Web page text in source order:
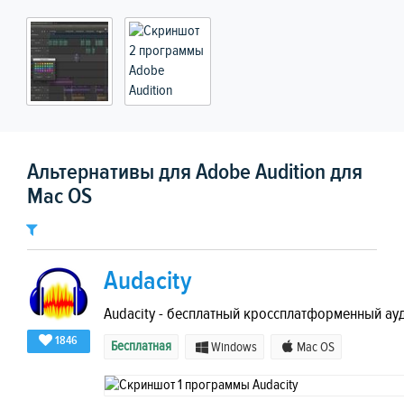
Альтернативы для Adobe Audition для
Mac OS
1846
Audacity
Audacity - бесплатный кроссплатформенный
Бесплатная Windows Mac OS